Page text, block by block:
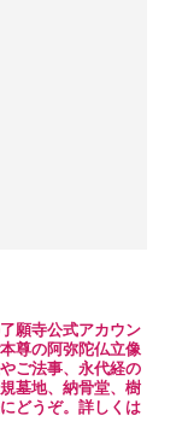
願寺公式アカウン
尊の阿弥陀仏立像
ご法事、永代経の
墓地、納骨堂、樹
どうぞ。詳しくは